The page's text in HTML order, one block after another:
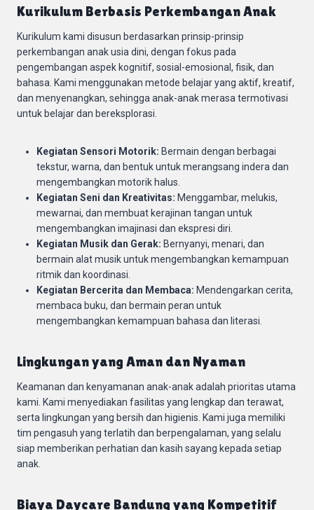
Kurikulum Berbasis Perkembangan Anak
Kurikulum kami disusun berdasarkan prinsip-prinsip
perkembangan anak usia dini, dengan fokus pada
pengembangan aspek kognitif, sosial-emosional, fisik, dan
bahasa. Kami menggunakan metode belajar yang aktif, kreatif,
dan menyenangkan, sehingga anak-anak merasa termotivasi
untuk belajar dan bereksplorasi.
Kegiatan Sensori Motorik: Bermain dengan berbagai
tekstur, warna, dan bentuk untuk merangsang indera dan
mengembangkan motorik halus.
Kegiatan Seni dan Kreativitas: Menggambar, melukis,
mewarnai, dan membuat kerajinan tangan untuk
mengembangkan imajinasi dan ekspresi diri.
Kegiatan Musik dan Gerak: Bernyanyi, menari, dan
bermain alat musik untuk mengembangkan kemampuan
ritmik dan koordinasi.
Kegiatan Bercerita dan Membaca: Mendengarkan cerita,
membaca buku, dan bermain peran untuk
mengembangkan kemampuan bahasa dan literasi.
Lingkungan yang Aman dan Nyaman
Keamanan dan kenyamanan anak-anak adalah prioritas utama
kami. Kami menyediakan fasilitas yang lengkap dan terawat,
serta lingkungan yang bersih dan higienis. Kami juga memiliki
tim pengasuh yang terlatih dan berpengalaman, yang selalu
siap memberikan perhatian dan kasih sayang kepada setiap
anak.
Biaya Daycare Bandung yang Kompetitif